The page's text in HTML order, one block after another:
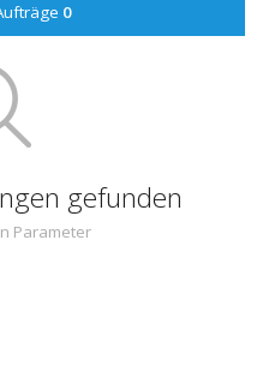
0
gefunden
Parameter